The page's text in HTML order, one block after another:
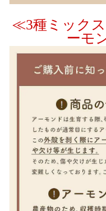
≪3種ミック
ーモ